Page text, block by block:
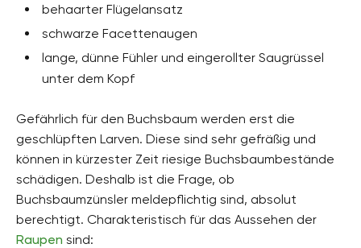
behaarter Flügelansatz
schwarze Facettenaugen
lange, dünne Fühler und eingerollter Saugrüssel
unter dem Kopf
Gefährlich für den Buchsbaum werden erst die
geschlüpften Larven. Diese sind sehr gefräßig und
können in kürzester Zeit riesige Buchsbaumbestände
schädigen. Deshalb ist die Frage, ob
Buchsbaumzünsler meldepflichtig sind, absolut
berechtigt. Charakteristisch für das Aussehen der
Raupen sind: